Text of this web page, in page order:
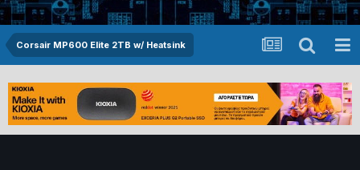
Corsair MP600 Elite 2TB w/ Heatsink